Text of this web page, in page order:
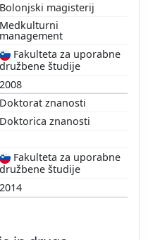
Bolonjski magisterij
Medkulturni
management
Fakulteta za uporabne
družbene študije
2008
Doktorat znanosti
Doktorica znanosti
Fakulteta za uporabne
družbene študije
2014